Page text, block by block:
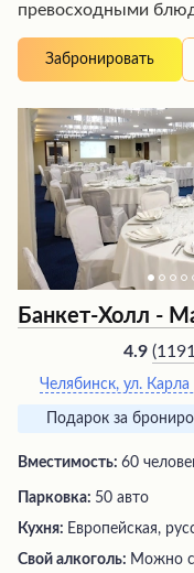
превосходными
вин в приятной
вечер вдвоем или
незабываемые
от посещения.
Забронировать
Банкет-Холл -
4.9 (
Челябинск, ул.
Подарок за
Вместимость: 60
Парковка: 50 авто
Кухня: Европейская,
Свой алкоголь: Можно